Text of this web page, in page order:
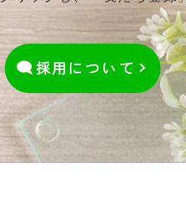
採用について